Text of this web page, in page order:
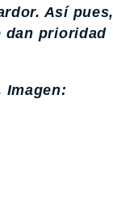
Así pues,
dan prioridad
Imagen: